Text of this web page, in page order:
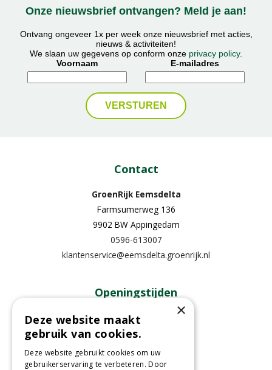
Onze nieuwsbrief ontvangen? Meld je aan!
Ontvang ongeveer 1x per week onze nieuwsbrief met acties,
nieuws & activiteiten!
We slaan uw gegevens op conform onze privacy policy.
Voornaam
E-mailadres
Contact
GroenRijk Eemsdelta
Farmsumerweg 136
9902 BW Appingedam
0596-613007
klantenservice@eemsdelta.groenrijk.nl
Openingstijden
Maandag
13:00 - 18:00
Dinsdag
Woensdag
Donderdag
09:30 - 18:00
×
Deze website maakt
gebruik van cookies.
Deze website gebruikt cookies om uw
gebruikerservaring te verbeteren. Door